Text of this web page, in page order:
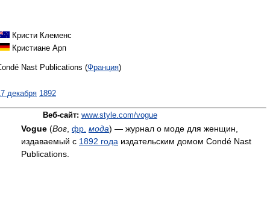
Кристи Клеменс
Кристиане Арп
Nast Publications (Франция)
декабря 1892
Веб-сайт: www.style.com/vogue
Vogue (Вог фр. мода) — журнал о моде для женщин,
издаваемый с 1892 года издательским домом Condé Nast
Publications.